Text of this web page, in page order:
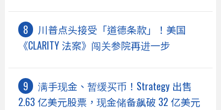
川普点头接受「道德条款」！美国
《CLARITY 法案》闯关参院再进一步
满手现金、暂缓买币！Strategy 出售
2.63 亿美元股票，现金储备飙破 32 亿美元